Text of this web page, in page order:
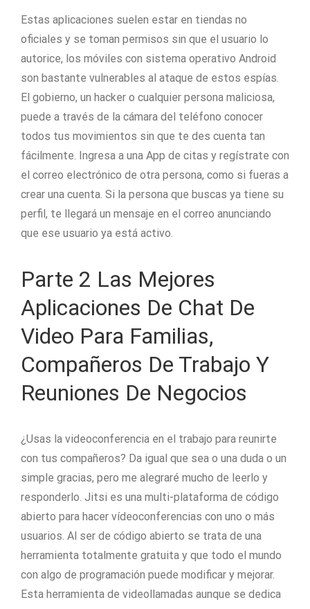
Estas aplicaciones suelen estar en tiendas no
oficiales y se toman permisos sin que el usuario lo
autorice, los móviles con sistema operativo Android
son bastante vulnerables al ataque de estos espías.
El gobierno, un hacker o cualquier persona maliciosa,
puede a través de la cámara del teléfono conocer
todos tus movimientos sin que te des cuenta tan
fácilmente. Ingresa a una App de citas y regístrate con
el correo electrónico de otra persona, como si fueras a
crear una cuenta. Si la persona que buscas ya tiene su
perfil, te llegará un mensaje en el correo anunciando
que ese usuario ya está activo.
Parte 2 Las Mejores
Aplicaciones De Chat De
Video Para Familias,
Compañeros De Trabajo Y
Reuniones De Negocios
¿Usas la videoconferencia en el trabajo para reunirte
con tus compañeros? Da igual que sea o una duda o un
simple gracias, pero me alegraré mucho de leerlo y
responderlo. Jitsi es una multi-plataforma de código
abierto para hacer vídeoconferencias con uno o más
usuarios. Al ser de código abierto se trata de una
herramienta totalmente gratuita y que todo el mundo
con algo de programación puede modificar y mejorar.
Esta herramienta de videollamadas aunque se dedica